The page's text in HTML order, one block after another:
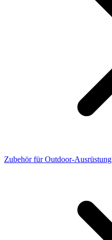
Zubehör für Outdoor-Ausrüstung